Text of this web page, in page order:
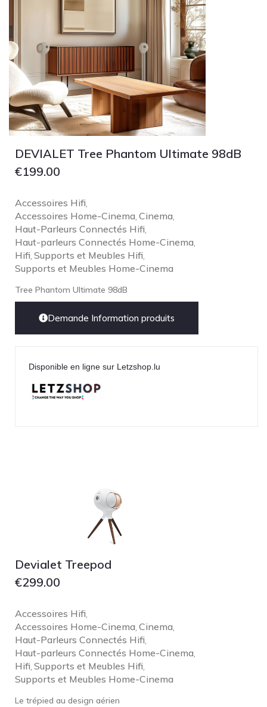
DEVIALET Tree Phantom Ultimate 98dB
€199.00
Accessoires Hifi
Accessoires Home-Cinema Cinema
Haut-Parleurs Connectés Hifi
Haut-parleurs Connectés Home-Cinema
Hifi Supports et Meubles Hifi
Supports et Meubles Home-Cinema
Tree Phantom Ultimate 98dB
Demande Information produits
Disponible en ligne sur Letzshop.lu
Devialet Treepod
€299.00
Accessoires Hifi,
Accessoires Home-Cinema, Cinema,
Haut-Parleurs Connectés Hifi,
Haut-parleurs Connectés Home-Cinema,
Hifi, Supports et Meubles Hifi,
Supports et Meubles Home-Cinema
Le trépied au design aérien